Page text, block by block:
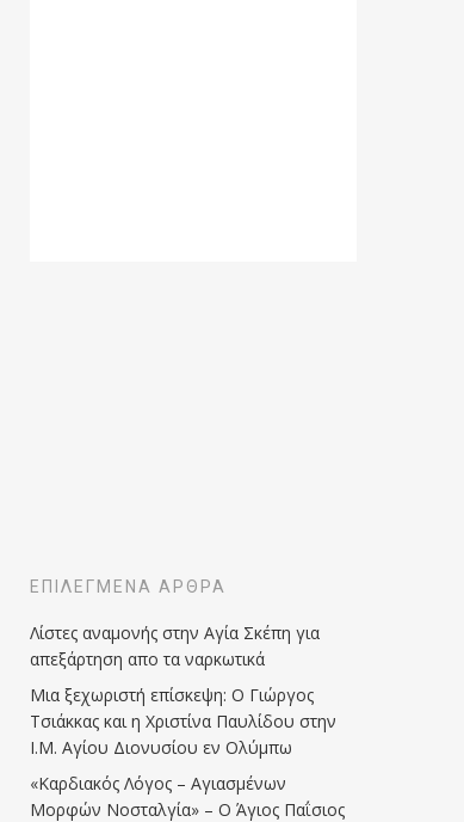
ΕΠΙΛΕΓΜΈΝΑ ΆΡΘΡΑ
Λίστες αναμονής στην Αγία Σκέπη για
απεξάρτηση απο τα ναρκωτικά
Μια ξεχωριστή επίσκεψη: Ο Γιώργος
Τσιάκκας και η Χριστίνα Παυλίδου στην
Ι.Μ. Αγίου Διονυσίου εν Ολύμπω
«Καρδιακός Λόγος – Αγιασμένων
Μορφών Νοσταλγία» – Ο Άγιος Παΐσιος